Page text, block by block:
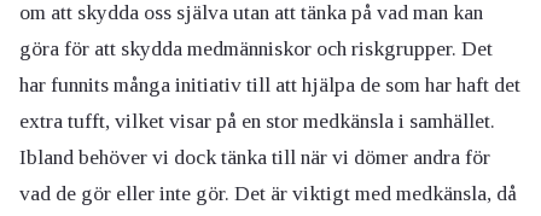
om att skydda oss själva utan att tänka på vad man kan
göra för att skydda medmänniskor och riskgrupper. Det
har funnits många initiativ till att hjälpa de som har haft det
extra tufft, vilket visar på en stor medkänsla i samhället.
Ibland behöver vi dock tänka till när vi dömer andra för
vad de gör eller inte gör. Det är viktigt med medkänsla, då